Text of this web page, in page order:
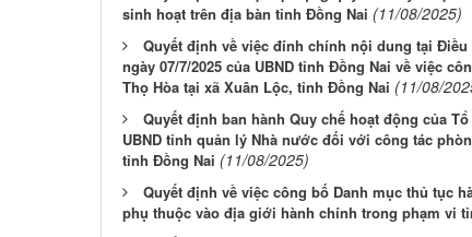
sinh hoạt trên địa bàn tỉnh Đồng Nai (11/08/2025)
Quyết định về việc đính chính nội dung tại Điều
ngày 07/7/2025 của UBND tỉnh Đồng Nai về việc
Thọ Hòa tại xã Xuân Lộc, tỉnh Đồng Nai (11/08/
Quyết định ban hành Quy chế hoạt động của
UBND tỉnh quản lý Nhà nước đối với công tác
tỉnh Đồng Nai (11/08/2025)
Quyết định về việc công bố Danh mục thủ tục
phụ thuộc vào địa giới hành chính trong phạm vi